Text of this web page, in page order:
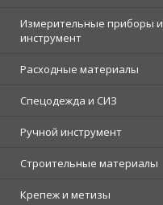
Измерительные приборы и
инструмент
Расходные материалы
Спецодежда и СИЗ
Ручной инструмент
Строительные материалы
Крепеж и метизы